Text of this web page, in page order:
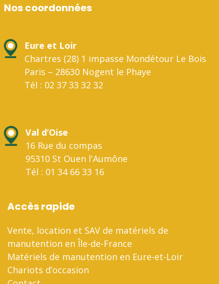
Nos coordonnées
Eure et Loir
Chartres (28) 1 impasse Mondétour Le Bois
Paris – 28630 Nogent le Phaye
Tél : 02 37 33 32 32
Val d’Oise
16 Rue du compas
95310 St Ouen l'Aumône
Tél : 01 34 66 33 16
Accès rapide
Vente, location et SAV de matériels de
manutention en Île-de-France
Matériels de manutention en Eure-et-Loir
Chariots d’occasion